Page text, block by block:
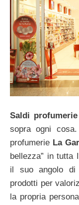
Saldi
sopra ogni
profumerie La
bellezza” in tutta
il suo angolo di
prodotti per
la propria